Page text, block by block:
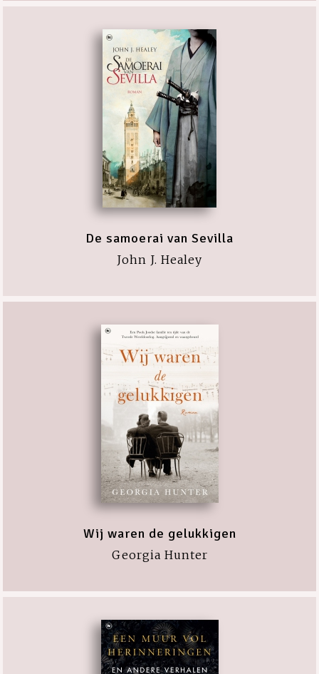
De samoerai van Sevilla
John J. Healey
Wij waren de gelukkigen
Georgia Hunter